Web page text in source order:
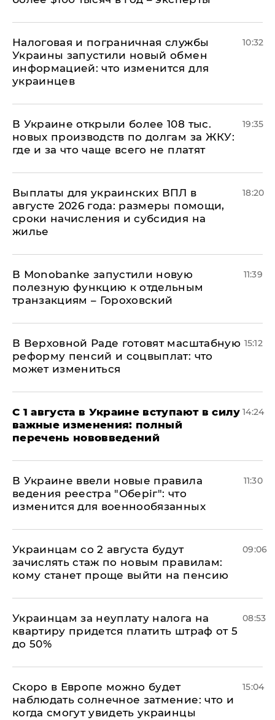
Налоговая и пограничная службы
Украины запустили новый обмен
информацией: что изменится для
украинцев
10:32
В Украине открыли более 108 тыс.
новых производств по долгам за ЖКУ:
где и за что чаще всего не платят
19:35
Выплаты для украинских ВПЛ в
августе 2026 года: размеры помощи,
сроки начисления и субсидия на
жилье
18:20
В Мonobankе запустили новую
полезную функцию к отдельным
транзакциям – Гороховский
11:39
В Верховной Раде готовят масштабную
реформу пенсий и соцвыплат: что
может измениться
15:12
С 1 августа в Украине вступают в силу
важные изменения: полный
перечень нововведений
14:24
В Украине ввели новые правила
ведения реестра "Оберіг": что
изменится для военнообязанных
11:30
Украинцам со 2 августа будут
зачислять стаж по новым правилам:
кому станет проще выйти на пенсию
09:06
Украинцам за неуплату налога на
квартиру придется платить штраф от 5
до 50%
08:53
Скоро в Европе можно будет
наблюдать солнечное затмение: что и
когда смогут увидеть украинцы
15:04